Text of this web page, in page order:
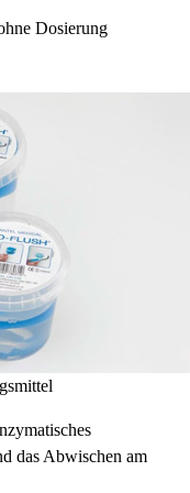
Dosierung
das Abwischen am